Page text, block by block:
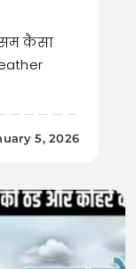
कैसा
5, 2026